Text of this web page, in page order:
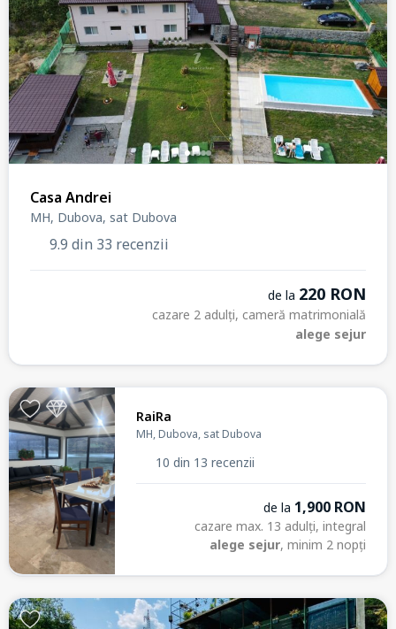
Casa Andrei
MH, Dubova, sat Dubova
9.9 din 33 recenzii
de la 220 RON
cazare 2 adulți, cameră matrimonială
alege sejur
RaiRa
MH, Dubova, sat Dubova
10 din 13 recenzii
de la 1,900 RON
cazare max. 13 adulți, integral
alege sejur, minim 2 nopți